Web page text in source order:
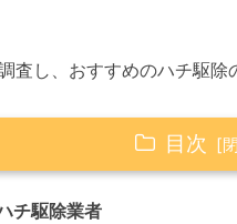
査し、おすすめのハチ駆除
目次
チ駆除業者